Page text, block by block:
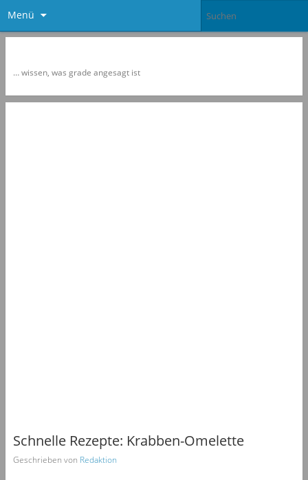
Menü
… wissen, was grade angesagt ist
Schnelle Rezepte: Krabben-Omelette
Geschrieben von Redaktion